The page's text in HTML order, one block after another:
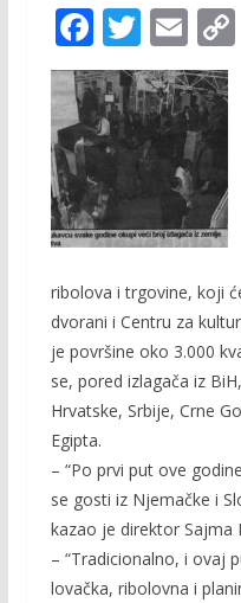
F
ac
e
b
o
o
k
T
w
itt
er
E
m
ai
l
C
ribolova i trgovine, koji
dvorani i Centru za
je površine oko 3.000
se, pored izlagača iz
Hrvatske, Srbije, Crne
Egipta.
– “Po prvi put ove
se gosti iz Njemačke i
kazao je direktor Sajma
– “Tradicionalno, i ovaj
lovačka, ribolovna i